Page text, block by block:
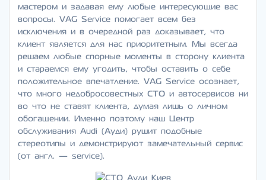
мастером и задавая ему любые интересующие вас
вопросы. VAG Service помогает всем без
исключения и в очередной раз доказывает, что
клиент является для нас приоритетным. Мы всегда
решаем любые спорные моменты в сторону клиента
и стараемся ему угодить, чтобы оставить о себе
положительное впечатление. VAG Service осознает,
что много недобросовестных СТО и автосервисов ни
во что не ставят клиента, думая лишь о личном
обогащении. Именно поэтому наш Центр
обслуживания Audi (Ауди) рушит подобные
стереотипы и демонстрируют замечательный сервис
(от англ. — service).